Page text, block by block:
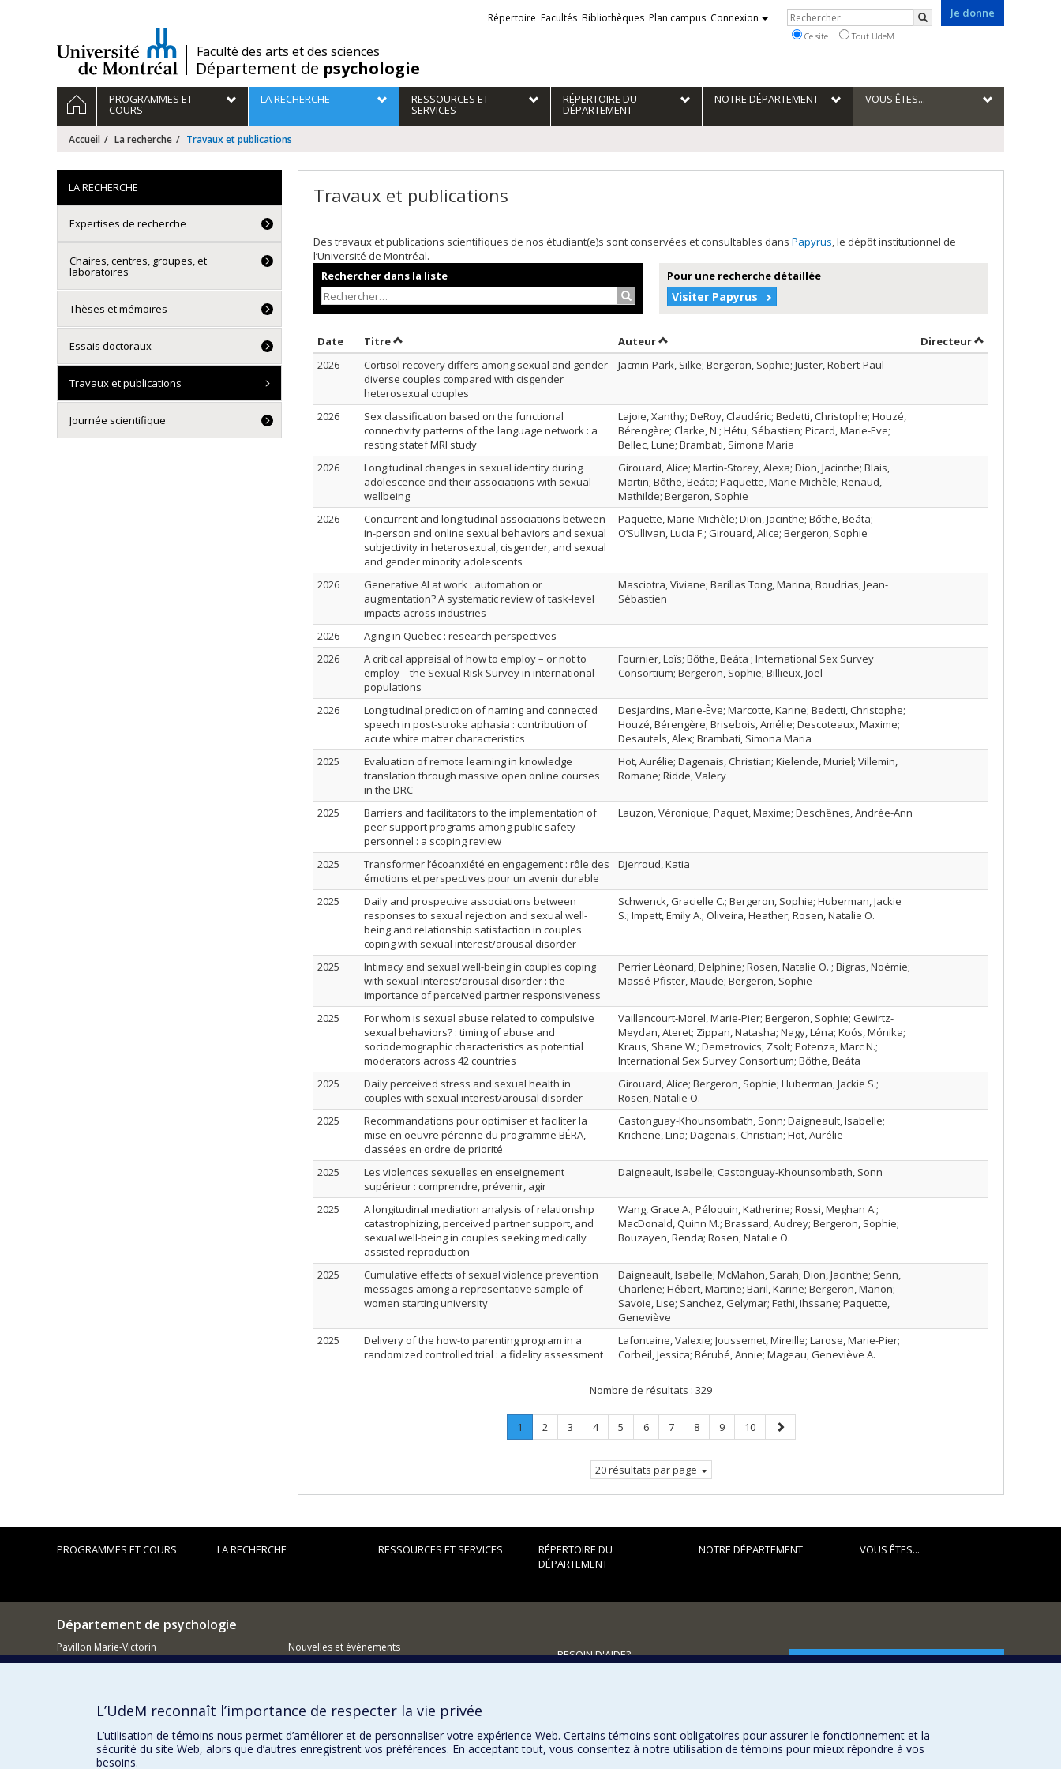
/Faculté des arts et des sciences
Département de psychologie
Je donne
Liens
externes
Répertoire Facultés Bibliothèques Plan campus Connexion Rechercher
Rechercher
Ce site Tout UdeM
Navigation
principale
ACCUEILPROGRAMMES ET
COURS
LA RECHERCHE RESSOURCES ET
SERVICES
RÉPERTOIRE DU
DÉPARTEMENT
NOTRE DÉPARTEMENT VOUS ÊTES...
Accueil La recherche Travaux et publications
Travaux et publications
Des travaux et publications scientifiques de nos étudiant(e)s sont conservées et consultables dans Papyrus, le dépôt institutionnel de
l’Université de Montréal.
Rechercher dans la liste
Rechercher…
Pour une recherche détaillée
Visiter Papyrus
Date Trier par date en ordre croissant
TitreTrier par titre en ordre croissant AuteurTrier par auteur en ordre croissant Directeurpar
2026
Cortisol recovery differs among sexual and gender
diverse couples compared with cisgender
heterosexual couples
Jacmin-Park, Silke; Bergeron, Sophie; Juster, Robert-Paul
2026
Sex classification based on the functional
connectivity patterns of the language network : a
resting statef MRI study
Lajoie, Xanthy; DeRoy, Claudéric; Bedetti, Christophe; Houzé,
Bérengère; Clarke, N.; Hétu, Sébastien; Picard, Marie-Eve;
Bellec, Lune; Brambati, Simona Maria
2026
Longitudinal changes in sexual identity during
adolescence and their associations with sexual
wellbeing
Girouard, Alice; Martin-Storey, Alexa; Dion, Jacinthe; Blais,
Martin; Bőthe, Beáta; Paquette, Marie-Michèle; Renaud,
Mathilde; Bergeron, Sophie
2026
Concurrent and longitudinal associations between
in-person and online sexual behaviors and sexual
subjectivity in heterosexual, cisgender, and sexual
and gender minority adolescents
Paquette, Marie-Michèle; Dion, Jacinthe; Bőthe, Beáta;
O’Sullivan, Lucia F.; Girouard, Alice; Bergeron, Sophie
2026
Generative AI at work : automation or
augmentation? A systematic review of task-level
impacts across industries
Masciotra, Viviane; Barillas Tong, Marina; Boudrias, Jean-
Sébastien
2026
Aging in Quebec : research perspectives
2026
A critical appraisal of how to employ – or not to
employ – the Sexual Risk Survey in international
populations
Fournier, Loïs; Bőthe, Beáta ; International Sex Survey
Consortium; Bergeron, Sophie; Billieux, Joël
2026
Longitudinal prediction of naming and connected
speech in post-stroke aphasia : contribution of
acute white matter characteristics
Desjardins, Marie-Ève; Marcotte, Karine; Bedetti, Christophe;
Houzé, Bérengère; Brisebois, Amélie; Descoteaux, Maxime;
Desautels, Alex; Brambati, Simona Maria
2025
Evaluation of remote learning in knowledge
translation through massive open online courses
in the DRC
Hot, Aurélie; Dagenais, Christian; Kielende, Muriel; Villemin,
Romane; Ridde, Valery
2025
Barriers and facilitators to the implementation of
peer support programs among public safety
personnel : a scoping review
Lauzon, Véronique; Paquet, Maxime; Deschênes, Andrée-Ann
2025
Transformer l’écoanxiété en engagement : rôle des
émotions et perspectives pour un avenir durable
Djerroud, Katia
2025
Daily and prospective associations between
responses to sexual rejection and sexual well-
being and relationship satisfaction in couples
coping with sexual interest/arousal disorder
Schwenck, Gracielle C.; Bergeron, Sophie; Huberman, Jackie
S.; Impett, Emily A.; Oliveira, Heather; Rosen, Natalie O.
2025
Intimacy and sexual well-being in couples coping
with sexual interest/arousal disorder : the
importance of perceived partner responsiveness
Perrier Léonard, Delphine; Rosen, Natalie O. ; Bigras, Noémie;
Massé-Pfister, Maude; Bergeron, Sophie
2025
For whom is sexual abuse related to compulsive
sexual behaviors? : timing of abuse and
sociodemographic characteristics as potential
moderators across 42 countries
Vaillancourt-Morel, Marie-Pier; Bergeron, Sophie; Gewirtz-
Meydan, Ateret; Zippan, Natasha; Nagy, Léna; Koós, Mónika;
Kraus, Shane W.; Demetrovics, Zsolt; Potenza, Marc N.;
International Sex Survey Consortium; Bőthe, Beáta
2025
Daily perceived stress and sexual health in
couples with sexual interest/arousal disorder
Girouard, Alice; Bergeron, Sophie; Huberman, Jackie S.;
Rosen, Natalie O.
2025
Recommandations pour optimiser et faciliter la
mise en oeuvre pérenne du programme BÉRA,
classées en ordre de priorité
Castonguay-Khounsombath, Sonn; Daigneault, Isabelle;
Krichene, Lina; Dagenais, Christian; Hot, Aurélie
2025
Les violences sexuelles en enseignement
supérieur : comprendre, prévenir, agir
Daigneault, Isabelle; Castonguay-Khounsombath, Sonn
2025
A longitudinal mediation analysis of relationship
catastrophizing, perceived partner support, and
sexual well-being in couples seeking medically
assisted reproduction
Wang, Grace A.; Péloquin, Katherine; Rossi, Meghan A.;
MacDonald, Quinn M.; Brassard, Audrey; Bergeron, Sophie;
Bouzayen, Renda; Rosen, Natalie O.
2025
Cumulative effects of sexual violence prevention
messages among a representative sample of
women starting university
Daigneault, Isabelle; McMahon, Sarah; Dion, Jacinthe; Senn,
Charlene; Hébert, Martine; Baril, Karine; Bergeron, Manon;
Savoie, Lise; Sanchez, Gelymar; Fethi, Ihssane; Paquette,
Geneviève
2025
Delivery of the how-to parenting program in a
randomized controlled trial : a fidelity assessment
Lafontaine, Valexie; Joussemet, Mireille; Larose, Marie-Pier;
Corbeil, Jessica; Bérubé, Annie; Mageau, Geneviève A.
Nombre de résultats : 329
Page
1
Page
Page
2 Page
3 Page
4 Page
5 Page
6 Page
7 Page
8 Page
9 Page
10
Page
suivante
20 résultats par page
LA RECHERCHE
Expertises de recherche
Chaires, centres, groupes, et
laboratoires
Thèses et mémoires
Essais doctoraux
Travaux et publications
Journée scientifique
PROGRAMMES ET COURS LA RECHERCHE RESSOURCES ET SERVICES
RÉPERTOIRE DU
DÉPARTEMENT
NOTRE DÉPARTEMENT VOUS ÊTES...
Département de psychologie
Pavillon Marie-Victorin
90, avenue Vincent d'Indy
514 343-6972
Nouvelles et événements
BESOIN D'AIDE?
FACULTÉ DES ARTS ET DES SCIENCES
Nos programmes et cours
L’UdeM reconnaît l’importance de respecter la vie privée
L’utilisation de témoins nous permet d’améliorer et de personnaliser votre expérience Web. Certains témoins sont obligatoires pour assurer le fonctionnement et la
sécurité du site Web, alors que d’autres enregistrent vos préférences. En acceptant tout, vous consentez à notre utilisation de témoins pour mieux répondre à vos
besoins.